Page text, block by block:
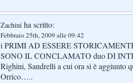
Zachini ha scritto:
Febbraio 25th, 2009 alle 09:42
i PRIMI AD ESSERE
SONO IL CONCLAMATO duo DI
Righini, Sandrelli a cui ora si è aggiunto
Orrico…..